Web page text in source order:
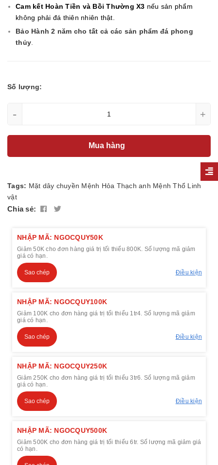
Cam kết Hoàn Tiền và Bồi Thường X3 nếu sản phẩm
không phải đá thiên nhiên thật.
Bảo Hành 2 năm cho tất cả các sản phẩm đá phong
thủy.
Số lượng:
- +
Mua hàng
Tags: Mặt dây chuyền Mệnh Hỏa Thạch anh Mệnh Thổ Linh
vật
Chia sẻ:
NHẬP MÃ: NGOCQUY50K
Giảm 50K cho đơn hàng giá trị tối thiểu 800K. Số lượng mã giảm
giá có hạn.
Sao chép Điều kiện
NHẬP MÃ: NGOCQUY100K
Giảm 100K cho đơn hàng giá trị tối thiểu 1tr4. Số lượng mã giảm
giá có hạn.
Sao chép Điều kiện
NHẬP MÃ: NGOCQUY250K
Giảm 250K cho đơn hàng giá trị tối thiểu 3tr6. Số lượng mã giảm
giá có hạn.
Sao chép Điều kiện
NHẬP MÃ: NGOCQUY500K
Giảm 500K cho đơn hàng giá trị tối thiểu 6tr. Số lượng mã giảm giá
có hạn.